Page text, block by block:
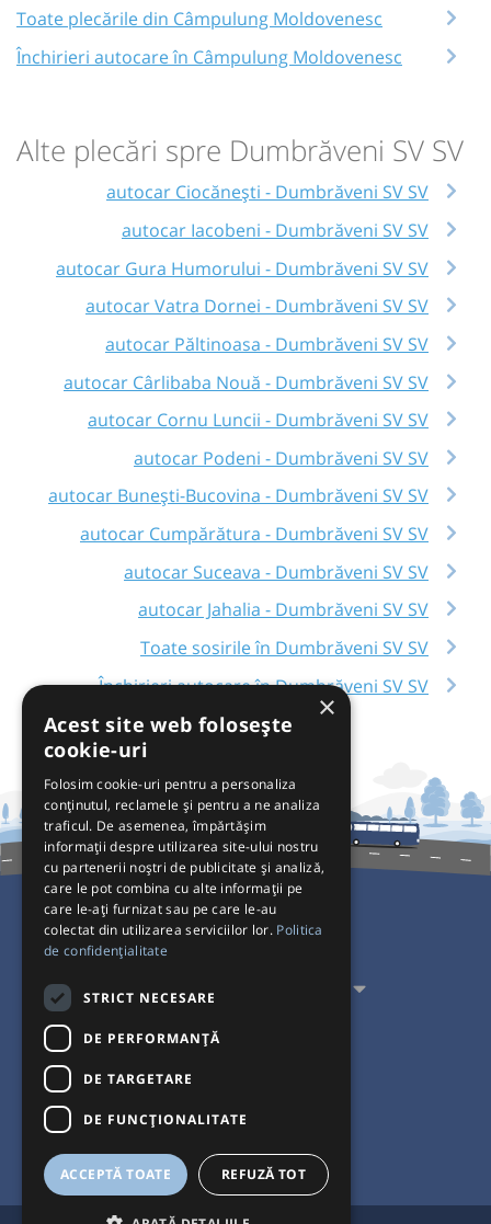
Toate plecările din Câmpulung Moldovenesc
Închirieri autocare în Câmpulung Moldovenesc
Alte plecări spre Dumbrăveni SV SV
autocar Ciocănești - Dumbrăveni SV SV
autocar Iacobeni - Dumbrăveni SV SV
autocar Gura Humorului - Dumbrăveni SV SV
autocar Vatra Dornei - Dumbrăveni SV SV
autocar Păltinoasa - Dumbrăveni SV SV
autocar Cârlibaba Nouă - Dumbrăveni SV SV
autocar Cornu Luncii - Dumbrăveni SV SV
autocar Podeni - Dumbrăveni SV SV
autocar Bunești-Bucovina - Dumbrăveni SV SV
autocar Cumpărătura - Dumbrăveni SV SV
autocar Suceava - Dumbrăveni SV SV
autocar Jahalia - Dumbrăveni SV SV
Toate sosirile în Dumbrăveni SV SV
Închirieri autocare în Dumbrăveni SV SV
Pentru Călători
Pentru Transportatori
Interacționăm
Acceptăm plăți cu
×
Acest site web folosește
cookie-uri
Folosim cookie-uri pentru a personaliza
conținutul, reclamele și pentru a ne analiza
traficul. De asemenea, împărtășim
informații despre utilizarea site-ului nostru
cu partenerii noștri de publicitate și analiză,
care le pot combina cu alte informații pe
care le-ați furnizat sau pe care le-au
colectat din utilizarea serviciilor lor. Politica
de confidențialitate
STRICT NECESARE
DE PERFORMANȚĂ
DE TARGETARE
DE FUNCŢIONALITATE
ACCEPTĂ TOATE REFUZĂ TOT